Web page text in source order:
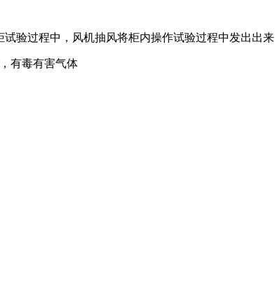
验过程中，风机抽风将柜内操作试验过程中发出出来
有毒有害气体